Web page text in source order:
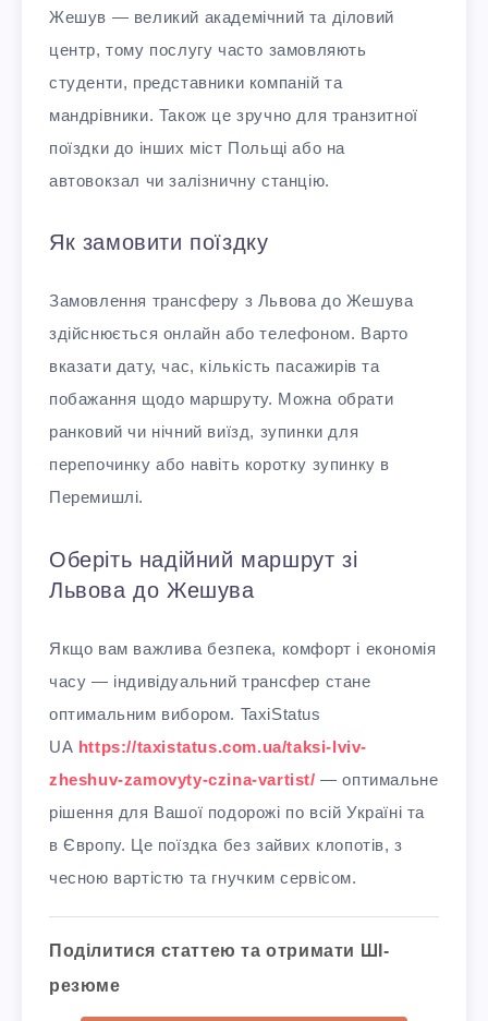
Жешув — великий академічний та діловий
центр, тому послугу часто замовляють
студенти, представники компаній та
мандрівники. Також це зручно для транзитної
поїздки до інших міст Польщі або на
автовокзал чи залізничну станцію.
Як замовити поїздку
Замовлення трансферу з Львова до Жешува
здійснюється онлайн або телефоном. Варто
вказати дату, час, кількість пасажирів та
побажання щодо маршруту. Можна обрати
ранковий чи нічний виїзд, зупинки для
перепочинку або навіть коротку зупинку в
Перемишлі.
Оберіть надійний маршрут зі
Львова до Жешува
Якщо вам важлива безпека, комфорт і економія
часу — індивідуальний трансфер стане
оптимальним вибором. TaxiStatus
UA https://taxistatus.com.ua/taksi-lviv-
zheshuv-zamovyty-czina-vartist/ — оптимальне
рішення для Вашої подорожі по всій Україні та
в Європу. Це поїздка без зайвих клопотів, з
чесною вартістю та гнучким сервісом.
Поділитися статтею та отримати ШІ-
резюме